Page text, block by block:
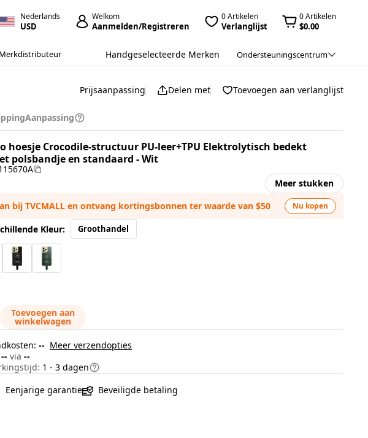
Nederlands
USD
Welkom
Aanmelden/Registreren
0 Artikelen
Verlanglijst
0 Artikelen
$0.00
Merkdistributeur Handgeselecteerde Merken Ondersteuningscentrum
Prijsaanpassing Delen met Toevoegen aan verlanglijst
Aanpassing
hoesje Crocodile-structuur PU-leer+TPU Elektrolytisch bedekt
polsbandje en standaard - Wit
Meer stukken
bij TVCMALL en ontvang kortingsbonnen ter waarde van $50
Nu kopen
Kleur: Groothandel
Toevoegen aan
winkelwagen
-- Meer verzendopties
-- via --
1 - 3 dagen
Eenjarige garantie Beveiligde betaling